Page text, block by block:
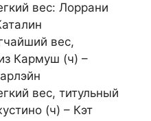
вес: Лоррани
вес,
Кармуш (ч) –
вес, титульный
(ч) – Кэт